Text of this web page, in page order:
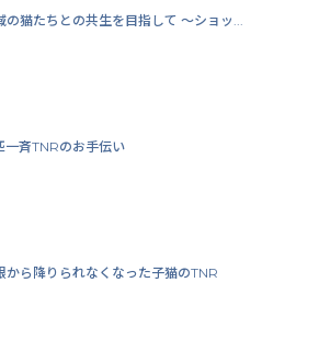
の猫たちとの共生を目指して ～ショッ...
一斉TNRのお手伝い
から降りられなくなった子猫のTNR